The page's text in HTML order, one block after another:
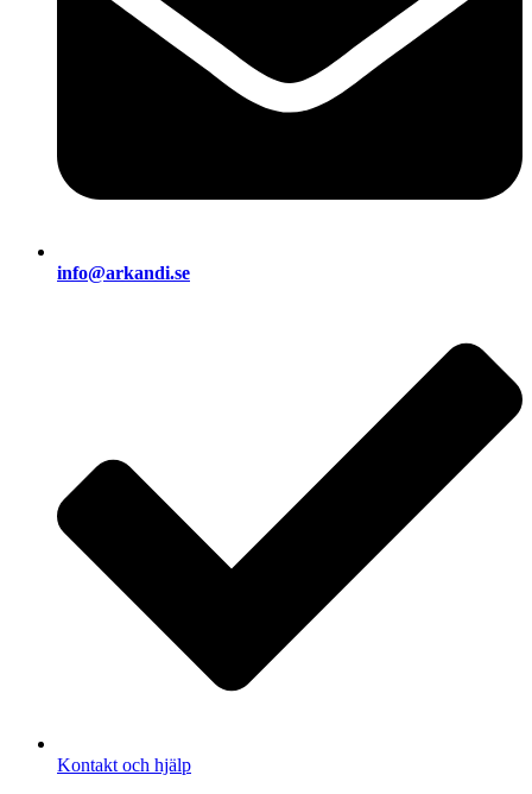
info@arkandi.se
Kontakt och hjälp